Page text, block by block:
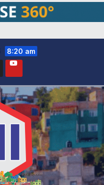
8:20 am